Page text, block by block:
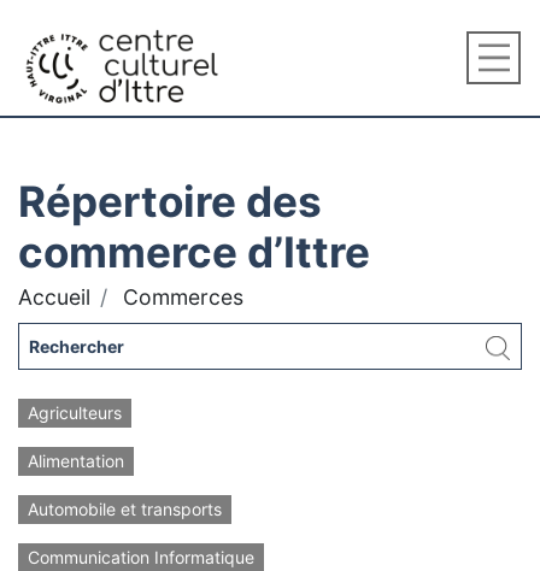
Répertoire des
commerce d’Ittre
Accueil Commerces
Agriculteurs
Alimentation
Automobile et transports
Communication Informatique